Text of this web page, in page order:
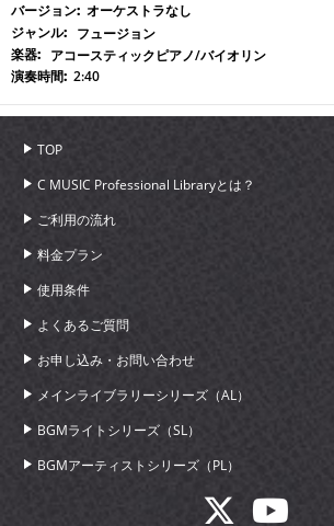
オーケストラなし
フュージョン
アコースティックピアノ/バイオリン
2:40
TOP
C MUSIC Professional Libraryとは？
ご利用の流れ
料金プラン
使用条件
よくあるご質問
お申し込み・お問い合わせ
メインライブラリーシリーズ（AL）
BGMライトシリーズ（SL）
BGMアーティストシリーズ（PL）